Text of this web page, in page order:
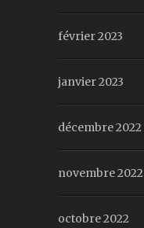
février 2023
janvier 2023
décembre 2022
novembre 2022
octobre 2022